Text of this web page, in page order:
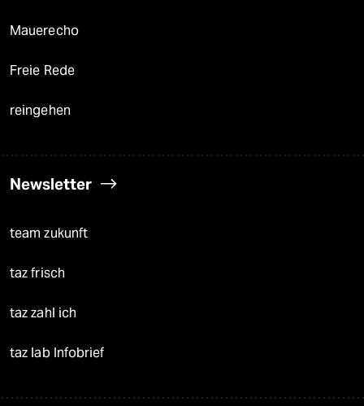
Mauerecho
Freie Rede
reingehen
Newsletter
team zukunft
taz frisch
taz zahl ich
taz lab Infobrief